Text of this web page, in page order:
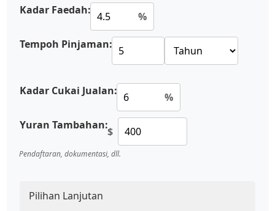
Kadar Faedah: %
Tempoh Pinjaman:
Kadar Cukai Jualan: %
Yuran Tambahan:$
Pendaftaran, dokumentasi, dll.
Pilihan Lanjutan